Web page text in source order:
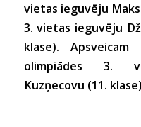
vietas ieguvēju
3. vietas ieguvēju
klase).
olimpiādes 3.
Kuzņecovu (11.